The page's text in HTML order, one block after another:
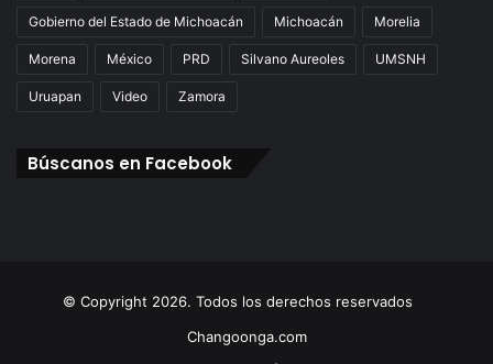
Gobierno del Estado de Michoacán Michoacán Morelia
Morena México PRD Silvano Aureoles UMSNH
Uruapan Video Zamora
Búscanos en Facebook
© Copyright 2026. Todos los derechos reservados
Changoonga.com